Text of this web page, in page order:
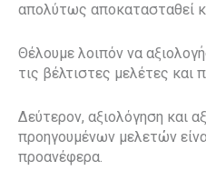
απολύτως αποκατασταθεί
Θέλουμε λοιπόν να
τις βέλτιστες μελέτες και
Δεύτερον, αξιολόγηση και
προηγουμένων μελετών
προανέφερα.